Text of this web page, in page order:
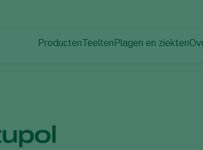
Producten
Uitzettechnieken
Monitoring & Scouting
Teelten Plagen en ziekten